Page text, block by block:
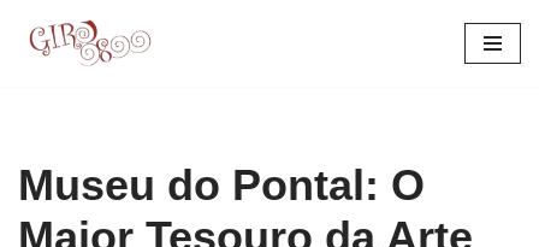
Museu do Pontal: O
Maior Tesouro da Arte